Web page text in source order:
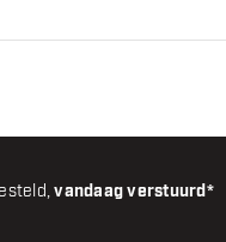
vandaag verstuurd*